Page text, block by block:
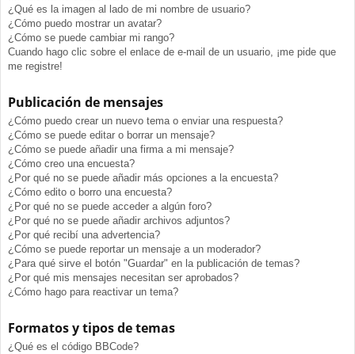
¿Qué es la imagen al lado de mi nombre de usuario?
¿Cómo puedo mostrar un avatar?
¿Cómo se puede cambiar mi rango?
Cuando hago clic sobre el enlace de e-mail de un usuario, ¡me pide que
me registre!
Publicación de mensajes
¿Cómo puedo crear un nuevo tema o enviar una respuesta?
¿Cómo se puede editar o borrar un mensaje?
¿Cómo se puede añadir una firma a mi mensaje?
¿Cómo creo una encuesta?
¿Por qué no se puede añadir más opciones a la encuesta?
¿Cómo edito o borro una encuesta?
¿Por qué no se puede acceder a algún foro?
¿Por qué no se puede añadir archivos adjuntos?
¿Por qué recibí una advertencia?
¿Cómo se puede reportar un mensaje a un moderador?
¿Para qué sirve el botón "Guardar" en la publicación de temas?
¿Por qué mis mensajes necesitan ser aprobados?
¿Cómo hago para reactivar un tema?
Formatos y tipos de temas
¿Qué es el código BBCode?